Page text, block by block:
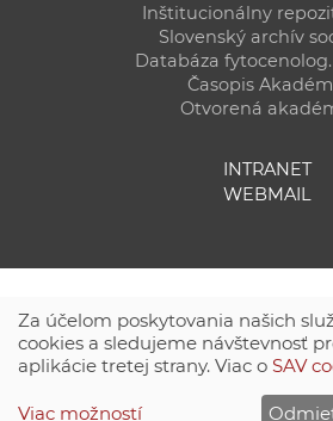
Inštitucionálny
Slovenský archív
Databáza
Časopis
Otvorená
INTRANET
WEBMAIL
CSČ SAV, v. v. i. -
Za účelom poskytovania našich
cookies a sledujeme návštevnosť
aplikácie tretej strany. Viac o SAV
Viac možností